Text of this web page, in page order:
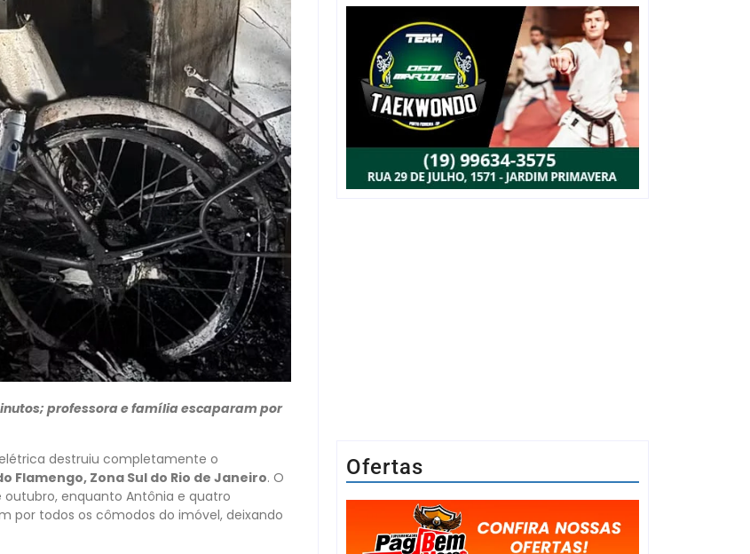
professora e família escaparam por
destruiu completamente o
Flamengo, Zona Sul do Rio de Janeiro. O
enquanto Antônia e quatro
por todos os cômodos do imóvel, deixando
Ofertas